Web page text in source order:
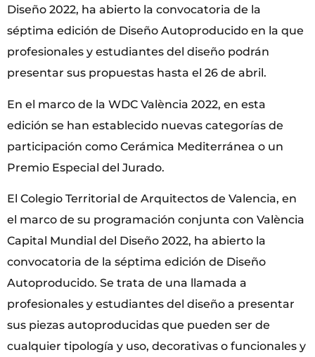
Diseño 2022, ha abierto la convocatoria de la
séptima edición de Diseño Autoproducido en la que
profesionales y estudiantes del diseño podrán
presentar sus propuestas hasta el 26 de abril.
En el marco de la WDC València 2022, en esta
edición se han establecido nuevas categorías de
participación como Cerámica Mediterránea o un
Premio Especial del Jurado.
El Colegio Territorial de Arquitectos de Valencia, en
el marco de su programación conjunta con València
Capital Mundial del Diseño 2022, ha abierto la
convocatoria de la séptima edición de Diseño
Autoproducido. Se trata de una llamada a
profesionales y estudiantes del diseño a presentar
sus piezas autoproducidas que pueden ser de
cualquier tipología y uso, decorativas o funcionales y